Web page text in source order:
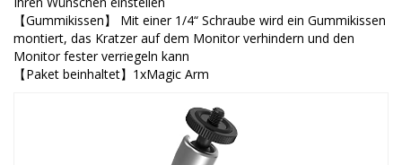
【Gummikissen】 Mit einer 1/4“ Schraube wird ein Gummikissen
montiert, das Kratzer auf dem Monitor verhindern und den
Monitor fester verriegeln kann
【Paket beinhaltet】1xMagic Arm